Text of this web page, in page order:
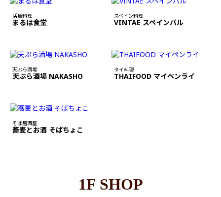
活魚料理
まるは食堂
スペイン料理
VINTAE スペインバル
天ぷら酒場
天ぷら酒場 NAKASHO
タイ料理
THAIFOOD マイペンライ
そば居酒屋
蕎麦とお酒 そばちょこ
1F SHOP